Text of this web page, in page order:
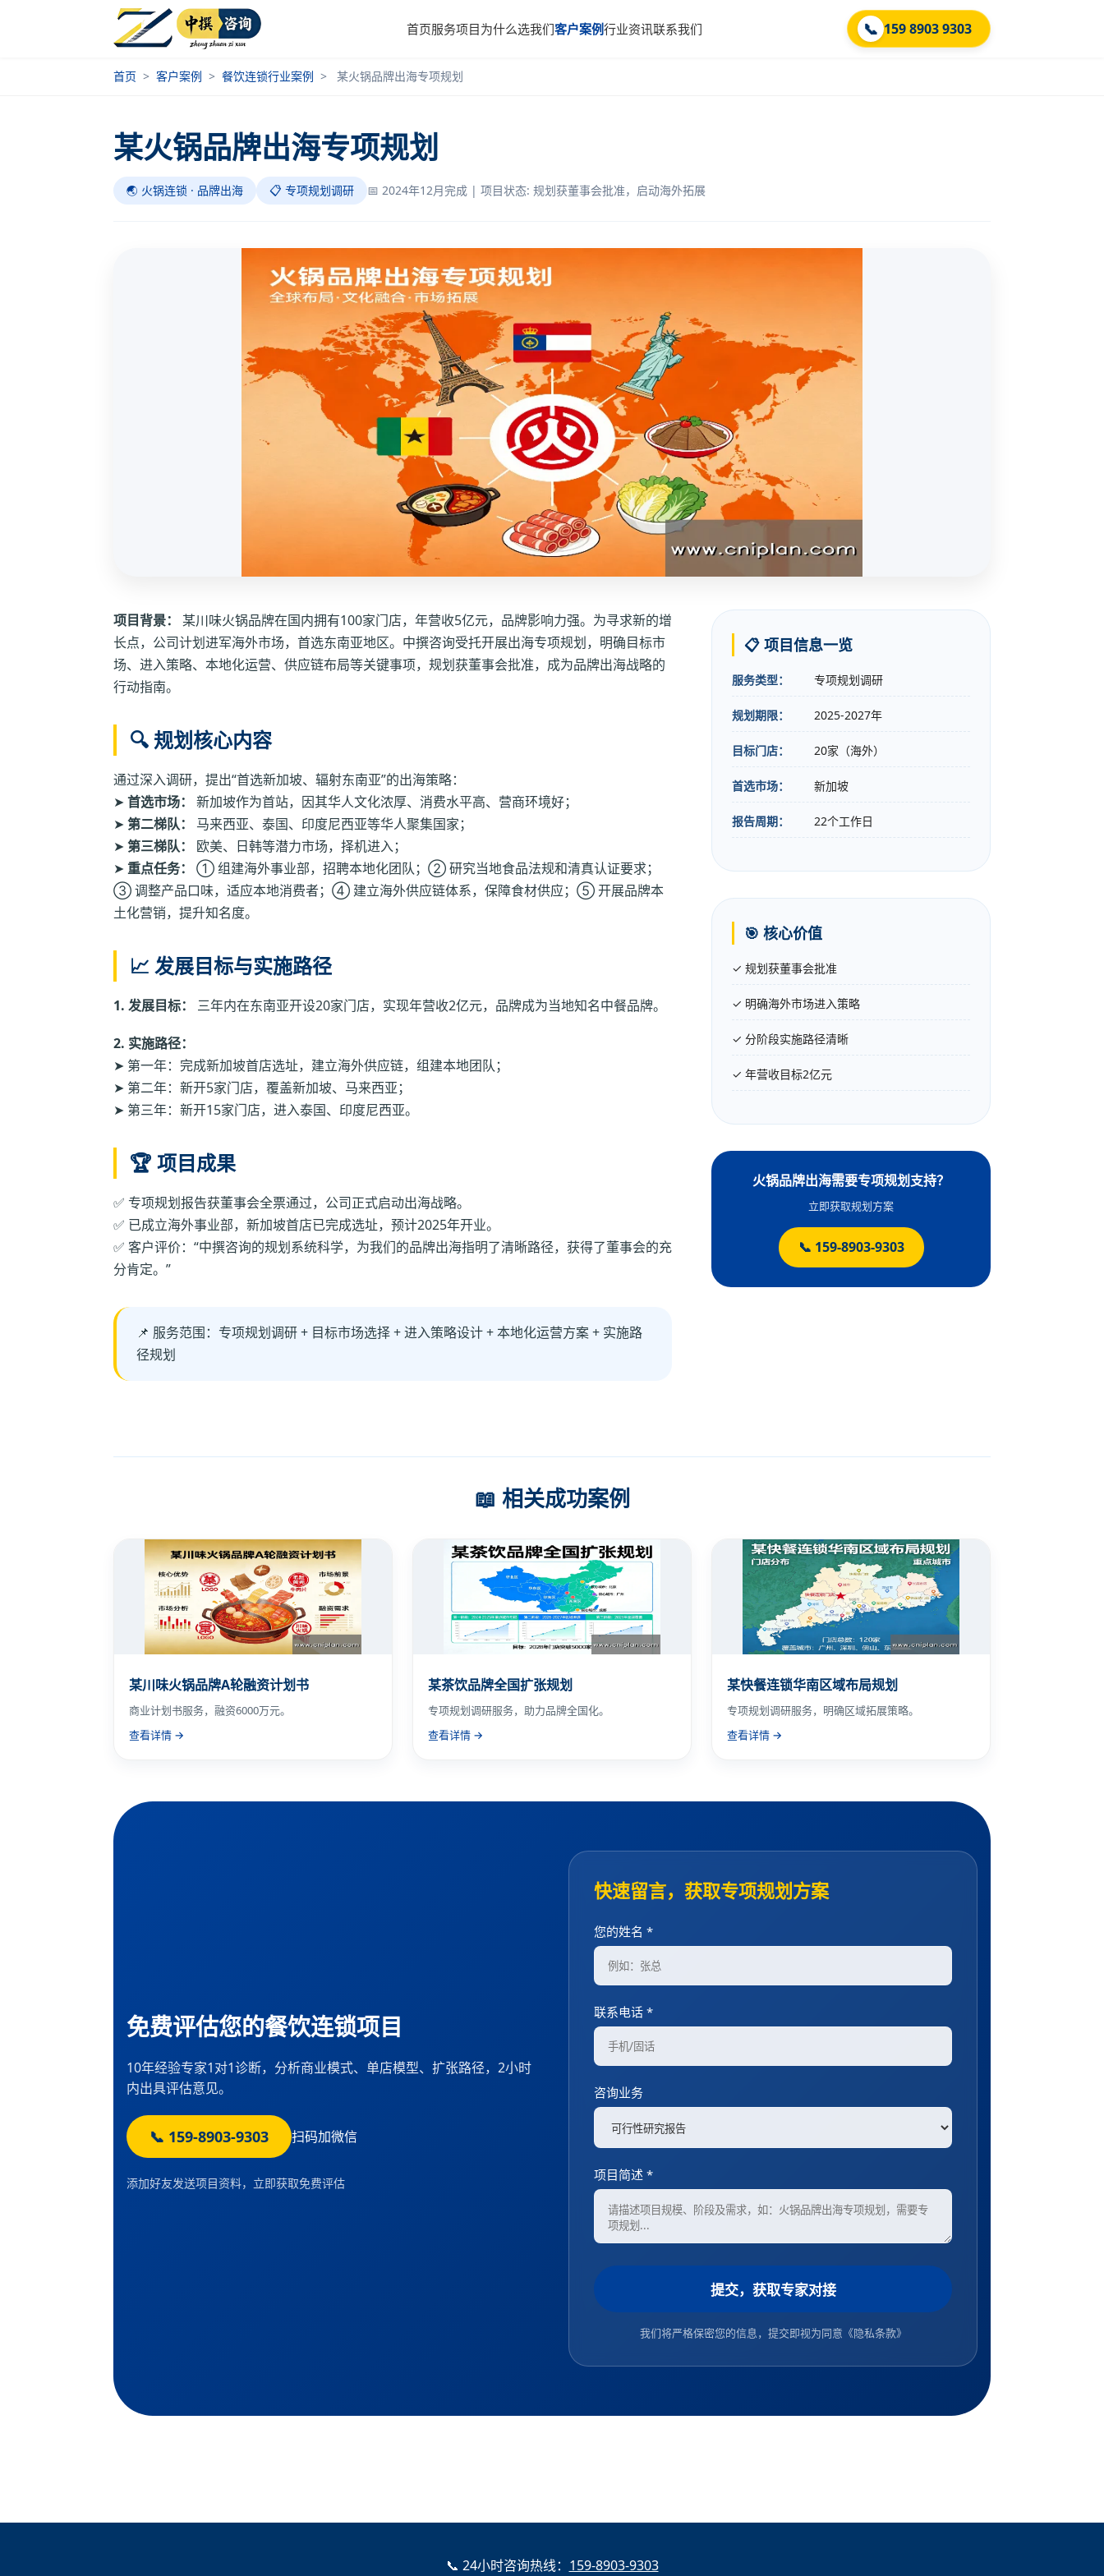
首页服务项目为什么选我们客户案例行业资讯联系我们 📞 159 8903 9303
首页 > 客户案例 > 餐饮连锁行业案例 > 某火锅品牌出海专项规划
某火锅品牌出海专项规划
🌏 火锅连锁 · 品牌出海 📋 专项规划调研 📅 2024年12月完成 | 项目状态: 规划获董事会批准，启动海外拓展
项目背景：
某川味火锅品牌在国内拥有100家门店，年营收5亿元，品牌影响力强。为寻求新的增
长点，公司计划进军海外市场，首选东南亚地区。中撰咨询受托开展出海专项规划，明确目标市
场、进入策略、本地化运营、供应链布局等关键事项，规划获董事会批准，成为品牌出海战略的
行动指南。
🔍 规划核心内容
通过深入调研，提出“首选新加坡、辐射东南亚”的出海策略：
➤ 首选市场：
新加坡作为首站，因其华人文化浓厚、消费水平高、营商环境好；
➤ 第二梯队：
马来西亚、泰国、印度尼西亚等华人聚集国家；
➤ 第三梯队：
欧美、日韩等潜力市场，择机进入；
➤ 重点任务：
① 组建海外事业部，招聘本地化团队；② 研究当地食品法规和清真认证要求；
③ 调整产品口味，适应本地消费者；④ 建立海外供应链体系，保障食材供应；⑤ 开展品牌本
土化营销，提升知名度。
📈 发展目标与实施路径
1. 发展目标： 三年内在东南亚开设20家门店，实现年营收2亿元，品牌成为当地知名中餐品牌。
2. 实施路径：
➤ 第一年：完成新加坡首店选址，建立海外供应链，组建本地团队；
➤ 第二年：新开5家门店，覆盖新加坡、马来西亚；
➤ 第三年：新开15家门店，进入泰国、印度尼西亚。
🏆 项目成果
✅ 专项规划报告获董事会全票通过，公司正式启动出海战略。
✅ 已成立海外事业部，新加坡首店已完成选址，预计2025年开业。
✅ 客户评价：“中撰咨询的规划系统科学，为我们的品牌出海指明了清晰路径，获得了董事会的充
分肯定。”
📌 服务范围：专项规划调研 + 目标市场选择 + 进入策略设计 + 本地化运营方案 + 实施路
径规划
📋 项目信息一览
服务类型： 专项规划调研
规划期限： 2025-2027年
目标门店： 20家（海外）
首选市场： 新加坡
报告周期： 22个工作日
🎯 核心价值
✓ 规划获董事会批准
✓ 明确海外市场进入策略
✓ 分阶段实施路径清晰
✓ 年营收目标2亿元
火锅品牌出海需要专项规划支持？
立即获取规划方案
📞 159-8903-9303
📖 相关成功案例
某川味火锅品牌A轮融资计划书
商业计划书服务，融资6000万元。
查看详情 →
某茶饮品牌全国扩张规划
专项规划调研服务，助力品牌全国化。
查看详情 →
某快餐连锁华南区域布局规划
专项规划调研服务，明确区域拓展策略。
查看详情 →
免费评估您的餐饮连锁项目
10年经验专家1对1诊断，分析商业模式、单店模型、扩张路径，2小时
内出具评估意见。
📞 159-8903-9303 扫码加微信
添加好友发送项目资料，立即获取免费评估
快速留言，获取专项规划方案
您的姓名 *
联系电话 *
咨询业务
项目简述 *
提交，获取专家对接
我们将严格保密您的信息，提交即视为同意 《隐私条款》
📞 24小时咨询热线： 159-8903-9303